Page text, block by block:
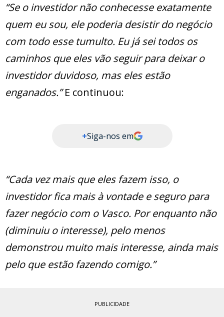
“Se o investidor não conhecesse exatamente
quem eu sou, ele poderia desistir do negócio
com todo esse tumulto. Eu já sei todos os
caminhos que eles vão seguir para deixar o
investidor duvidoso, mas eles estão
enganados.”E continuou:
+Siga-nos em
“Cada vez mais que eles fazem isso, o
investidor fica mais à vontade e seguro para
fazer negócio com o Vasco. Por enquanto não
(diminuiu o interesse), pelo menos
demonstrou muito mais interesse, ainda mais
pelo que estão fazendo comigo.”
PUBLICIDADE